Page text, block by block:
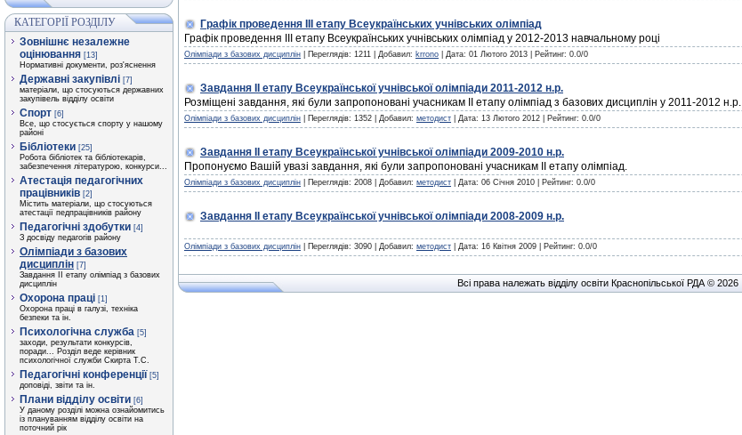
КАТЕГОРІЇ РОЗДІЛУ
Зовнішнє незалежне
оцінювання [13]
Нормативні документи, роз'яснення
Державні закупівлі [7]
матеріали, що стосуються державних
закупівель відділу освіти
Спорт [6]
Все, що стосується спорту у нашому
районі
Бібліотеки [25]
Робота бібліотек та бібліотекарів,
забезпечення літературою, конкурси...
Атестація педагогічних
працівників [2]
Містить матеріали, що стосуються
атестації педпрацівників району
Педагогічні здобутки [4]
З досвіду педагогів району
Олімпіади з базових
дисциплін [7]
Завдання ІІ етапу олімпіад з базових
дисциплін
Охорона праці [1]
Охорона праці в галузі, техніка
безпеки та ін.
Психологічна служба [5]
заходи, результати конкурсів,
поради... Розділ веде керівник
психологічної служби Скирта Т.С.
Педагогічні конференції [5]
доповіді, звіти та ін.
Плани відділу освіти [6]
У даному розділі можна ознайомитись
із плануванням відділу освіти на
поточний рік
Графік проведення ІІІ етапу Всеукраїнських учнівських олімпіад
Графік проведення ІІІ етапу Всеукраїнських учнівських олімпіад у 2012-2013 навчальному році
Олімпіади з базових дисциплін | Переглядів: 1211 | Добавил: krrono | Дата: 01 Лютого 2013 | Рейтинг: 0.0/0
Завдання ІІ етапу Всеукраїнської учнівської олімпіади 2011-2012 н.р.
Розміщені завдання, які були запропоновані учасникам ІІ етапу олімпіад з базових дисциплін у 2011-2012 н.р.
Олімпіади з базових дисциплін | Переглядів: 1352 | Добавил: методист | Дата: 13 Лютого 2012 | Рейтинг: 0.0/0
Завдання ІІ етапу Всеукраїнської учнівської олімпіади 2009-2010 н.р.
Пропонуємо Вашій увазі завдання, які були запропоновані учасникам ІІ етапу олімпіад.
Олімпіади з базових дисциплін | Переглядів: 2008 | Добавил: методист | Дата: 06 Січня 2010 | Рейтинг: 0.0/0
Завдання ІІ етапу Всеукраїнської учнівської олімпіади 2008-2009 н.р.
Олімпіади з базових дисциплін | Переглядів: 3090 | Добавил: методист | Дата: 16 Квітня 2009 | Рейтинг: 0.0/0
Всі права належать відділу освіти Краснопільської РДА © 2026